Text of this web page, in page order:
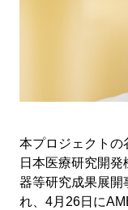
本プロジェクトの
日本医療研究開
器等研究成果展開
れ、4月26日に